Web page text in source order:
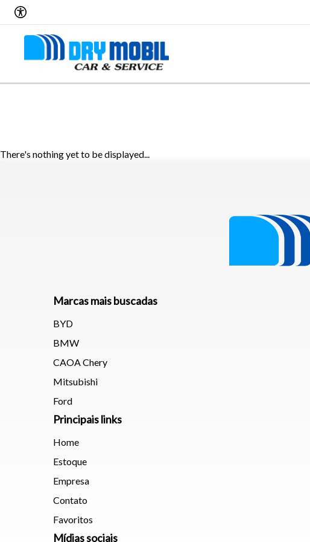
There's nothing yet to be displayed...
Marcas mais buscadas
BYD
BMW
CAOA Chery
Mitsubishi
Ford
Principais links
Home
Estoque
Empresa
Contato
Favoritos
Mídias sociais